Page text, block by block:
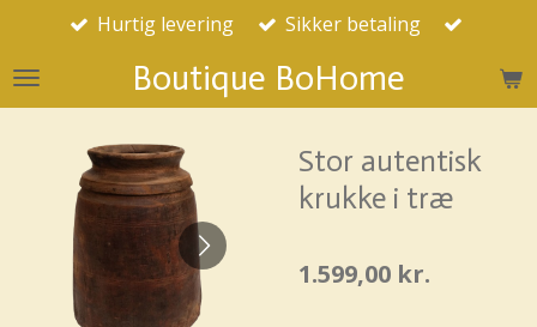
Spring
hovedindhold Boutique BoHome
Hurtig levering Sikker betaling
Stor autentisk
krukke i træ
1.599,00 kr.